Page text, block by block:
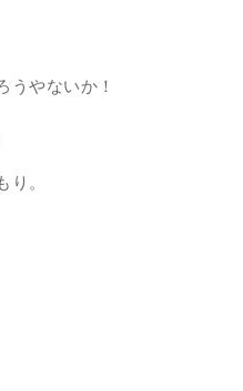
うやないか！
。